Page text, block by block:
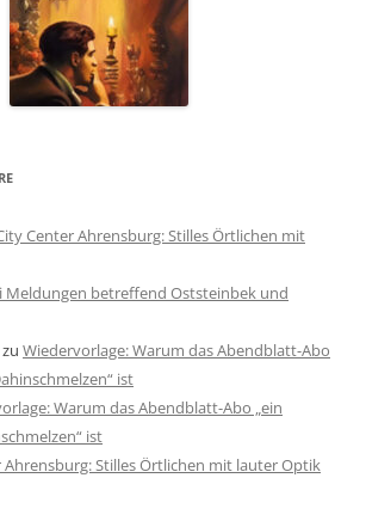
Center Ahrensburg: Stilles Örtlichen mit
Meldungen betreffend Oststeinbek und
zu Wiedervorlage: Warum das Abendblatt-Abo
ist
Warum das Abendblatt-Abo „ein
ist
Ahrensburg: Stilles Örtlichen mit lauter Optik